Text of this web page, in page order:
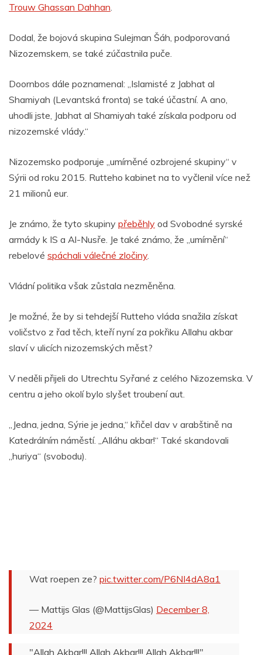
Trouw Ghassan Dahhan
Dodal, že bojová skupina Sulejman Šáh, podporovaná
Nizozemskem, se také zúčastnila puče.
Doornbos dále poznamenal: „Islamisté z Jabhat al
Shamiyah (Levantská fronta) se také účastní. A ano,
uhodli jste, Jabhat al Shamiyah také získala podporu od
nizozemské vlády.“
Nizozemsko podporuje „umírněné ozbrojené skupiny“ v
Sýrii od roku 2015. Rutteho kabinet na to vyčlenil více než
21 milionů eur.
Je známo, že tyto skupiny přeběhly od Svobodné syrské
armády k IS a Al-Nusře. Je také známo, že „umírnění“
rebelové spáchali válečné zločiny.
Vládní politika však zůstala nezměněna.
Je možné, že by si tehdejší Rutteho vláda snažila získat
voličstvo z řad těch, kteří nyní za pokřiku Allahu akbar
slaví v ulicích nizozemských měst?
V neděli přijeli do Utrechtu Syřané z celého Nizozemska. V
centru a jeho okolí bylo slyšet troubení aut.
„Jedna, jedna, Sýrie je jedna,“ křičel dav v arabštině na
Katedrálním náměstí. „Alláhu akbar!“ Také skandovali
„huriya“ (svobodu).
Wat roepen ze? pic.twitter.com/P6NI4dA8a1
— Mattijs Glas (@MattijsGlas) December 8,
2024
"Allah Akbar!!! Allah Akbar!!! Allah Akbar!!!"